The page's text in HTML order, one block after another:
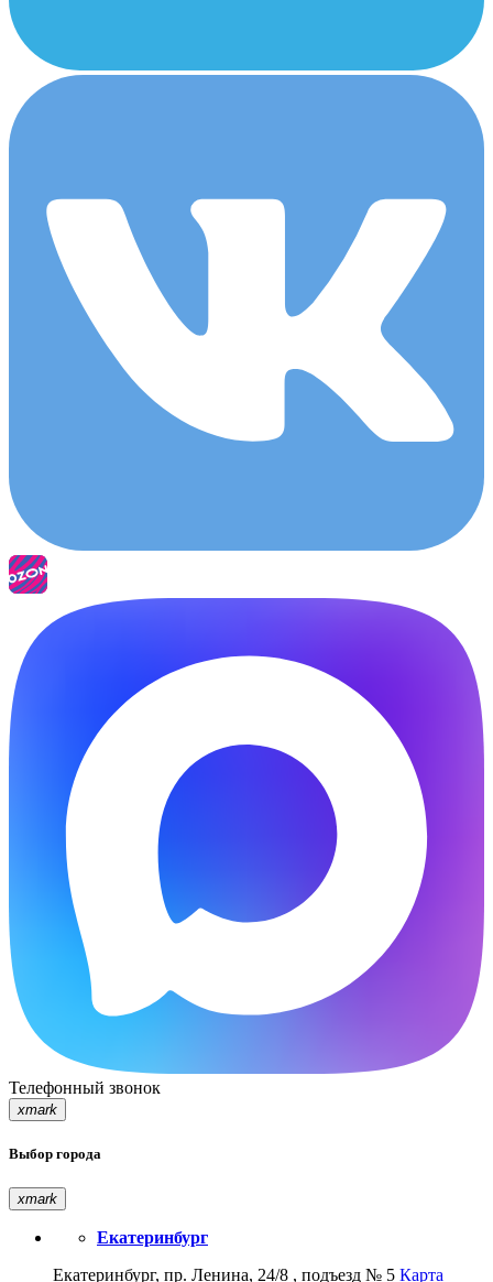
Телефонный звонок
xmark
Выбор города
xmark
Екатеринбург
Екатеринбург, пр. Ленина, 24/8 , подъезд № 5 Карта